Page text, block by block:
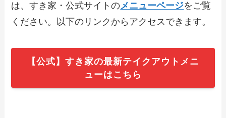
【2024年最新】ラパウザで人気のテイク
アウト（お持ち帰り）メニューは？おす
すめ商品や予約・注文方法も紹介
【2024年最新】南京亭のテイクアウト全
メニュー！お持ち帰りの予約・注文方法
やクーポン情報も解説
は、すき家・公式サイトのメニューページをご覧
ください。以下のリンクからアクセスできます。
【公式】すき家の最新テイクアウトメニ
ューはこちら